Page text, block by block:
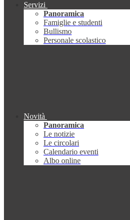
Servizi
Panoramica
Famiglie e studenti
Bullismo
Personale scolastico
Novità
Panoramica
Le notizie
Le circolari
Calendario eventi
Albo online